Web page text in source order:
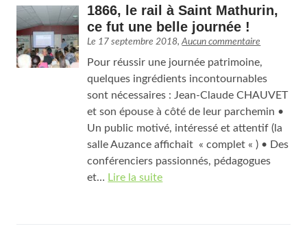
1866, le rail à Saint Mathurin,
ce fut une belle journée !
Le 17 septembre 2018,Aucun commentaire
Pour réussir une journée patrimoine,
quelques ingrédients incontournables
sont nécessaires : Jean-Claude CHAUVET
et son épouse à côté de leur parchemin •
Un public motivé, intéressé et attentif (la
salle Auzance affichait « complet « ) • Des
conférenciers passionnés, pédagogues
et… Lire la suite